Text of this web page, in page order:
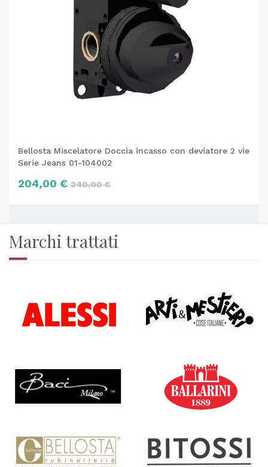
Bellosta Miscelatore Doccia incasso con deviatore 2 vie
Serie Jeans 01-104002
204,00 € 240,00 €
Marchi trattati